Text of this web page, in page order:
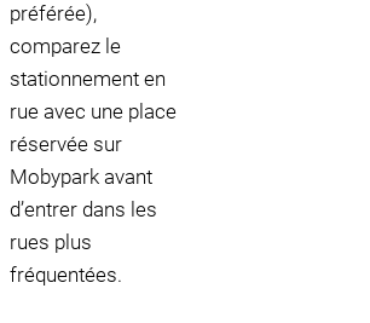
préférée),
comparez le
stationnement en
rue avec une place
réservée sur
Mobypark avant
d’entrer dans les
rues plus
fréquentées.